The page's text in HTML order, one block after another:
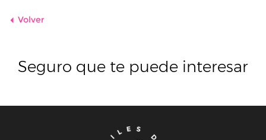
Volver
Seguro que te puede interesar